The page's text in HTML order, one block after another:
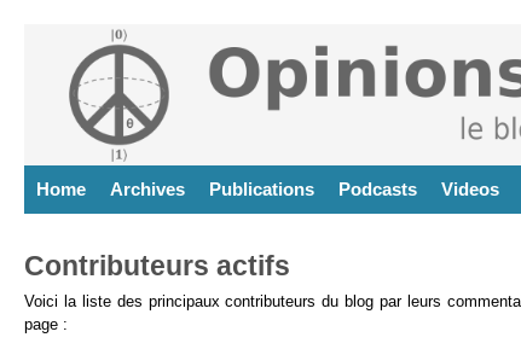
Home Archives Publications Podcasts Videos
Contributeurs actifs
Voici la liste des principaux contributeurs du blog par leurs
page :